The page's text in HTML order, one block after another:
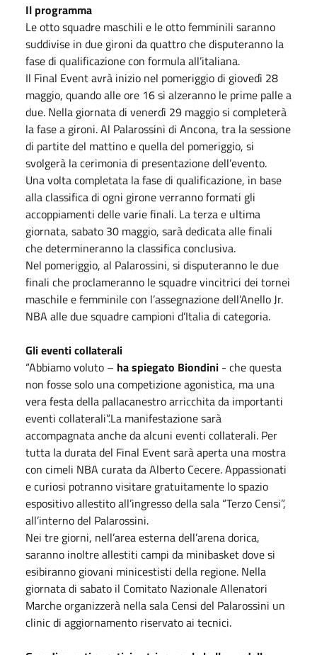
Il programma
Le otto squadre maschili e le otto femminili saranno
suddivise in due gironi da quattro che disputeranno la
fase di qualificazione con formula all’italiana.
Il Final Event avrà inizio nel pomeriggio di giovedì 28
maggio, quando alle ore 16 si alzeranno le prime palle a
due. Nella giornata di venerdì 29 maggio si completerà
la fase a gironi. Al Palarossini di Ancona, tra la sessione
di partite del mattino e quella del pomeriggio, si
svolgerà la cerimonia di presentazione dell’evento.
Una volta completata la fase di qualificazione, in base
alla classifica di ogni girone verranno formati gli
accoppiamenti delle varie finali. La terza e ultima
giornata, sabato 30 maggio, sarà dedicata alle finali
che determineranno la classifica conclusiva.
Nel pomeriggio, al Palarossini, si disputeranno le due
finali che proclameranno le squadre vincitrici dei tornei
maschile e femminile con l’assegnazione dell’Anello Jr.
NBA alle due squadre campioni d’Italia di categoria.
Gli eventi collaterali
“Abbiamo voluto – ha spiegato Biondini - che questa
non fosse solo una competizione agonistica, ma una
vera festa della pallacanestro arricchita da importanti
eventi collaterali”.La manifestazione sarà
accompagnata anche da alcuni eventi collaterali. Per
tutta la durata del Final Event sarà aperta una mostra
con cimeli NBA curata da Alberto Cecere. Appassionati
e curiosi potranno visitare gratuitamente lo spazio
espositivo allestito all’ingresso della sala “Terzo Censi”,
all’interno del Palarossini.
Nei tre giorni, nell’area esterna dell’arena dorica,
saranno inoltre allestiti campi da minibasket dove si
esibiranno giovani minicestisti della regione. Nella
giornata di sabato il Comitato Nazionale Allenatori
Marche organizzerà nella sala Censi del Palarossini un
clinic di aggiornamento riservato ai tecnici.